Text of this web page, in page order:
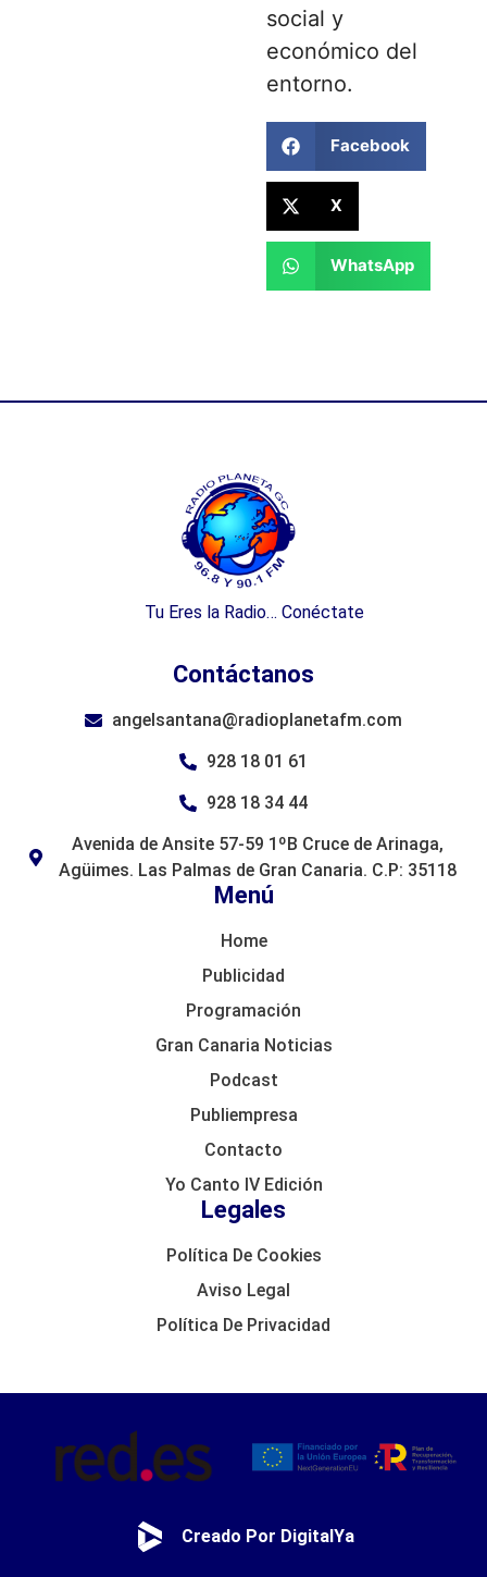
social y
económico del
entorno.
Facebook
X
WhatsApp
Tu Eres la Radio… Conéctate
Menú
Home
Publicidad
Programación
Gran Canaria Noticias
Podcast
Publiempresa
Contacto
Yo Canto IV Edición
Legales
Política De Cookies
Aviso Legal
Política De Privacidad
Contáctanos
angelsantana@radioplanetafm.com
928 18 01 61
928 18 34 44
Avenida de Ansite 57-59 1ºB Cruce de Arinaga,
Agüimes. Las Palmas de Gran Canaria. C.P: 35118
Creado Por DigitalYa